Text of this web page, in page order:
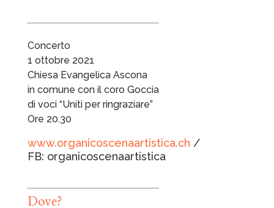
Concerto
1 ottobre 2021
Chiesa Evangelica Ascona
in comune con il coro Goccia
di voci “Uniti per ringraziare”
Ore 20.30
www.organicoscenaartistica.ch /
FB: organicoscenaartistica
Dove?